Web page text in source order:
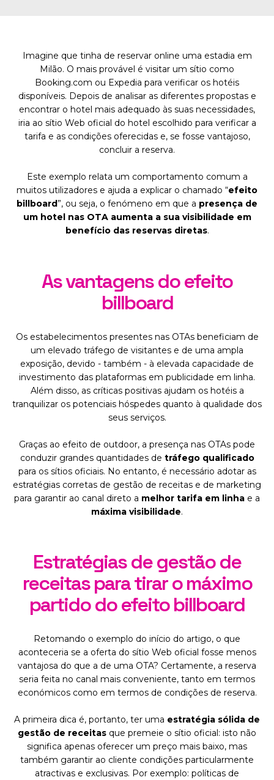
Imagine que tinha de reservar online uma estadia em
Milão. O mais provável é visitar um sítio como
Booking.com ou Expedia para verificar os hotéis
disponíveis. Depois de analisar as diferentes propostas e
encontrar o hotel mais adequado às suas necessidades,
iria ao sítio Web oficial do hotel escolhido para verificar a
tarifa e as condições oferecidas e, se fosse vantajoso,
concluir a reserva.
Este exemplo relata um comportamento comum a
muitos utilizadores e ajuda a explicar o chamado “efeito
billboard ”, ou seja, o fenómeno em que a presença de
um hotel nas OTA aumenta a sua visibilidade em
benefício das reservas diretas.
As vantagens do efeito
billboard
Os estabelecimentos presentes nas OTAs beneficiam de
um elevado tráfego de visitantes e de uma ampla
exposição, devido - também - à elevada capacidade de
investimento das plataformas em publicidade em linha.
Além disso, as críticas positivas ajudam os hotéis a
tranquilizar os potenciais hóspedes quanto à qualidade dos
seus serviços.
Graças ao efeito de outdoor, a presença nas OTAs pode
conduzir grandes quantidades de tráfego qualificado
para os sítios oficiais. No entanto, é necessário adotar as
estratégias corretas de gestão de receitas e de marketing
para garantir ao canal direto a melhor tarifa em linha e a
máxima visibilidade.
Estratégias de gestão de
receitas para tirar o máximo
partido do efeito billboard
Retomando o exemplo do início do artigo, o que
aconteceria se a oferta do sítio Web oficial fosse menos
vantajosa do que a de uma OTA? Certamente, a reserva
seria feita no canal mais conveniente, tanto em termos
económicos como em termos de condições de reserva.
A primeira dica é, portanto, ter uma estratégia sólida de
gestão de receitas que premeie o sítio oficial: isto não
significa apenas oferecer um preço mais baixo, mas
também garantir ao cliente condições particularmente
atractivas e exclusivas. Por exemplo: políticas de